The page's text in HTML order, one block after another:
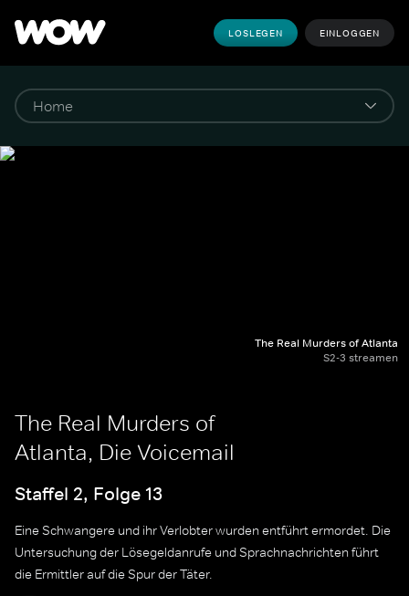
LOSLEGEN EINLOGGEN
The Real Murders of Atlanta
S2-3 streamen
The Real Murders of
Atlanta, Die Voicemail
Staffel 2, Folge 13
Eine Schwangere und ihr Verlobter wurden entführt ermordet. Die
Untersuchung der Lösegeldanrufe und Sprachnachrichten führt
die Ermittler auf die Spur der Täter.